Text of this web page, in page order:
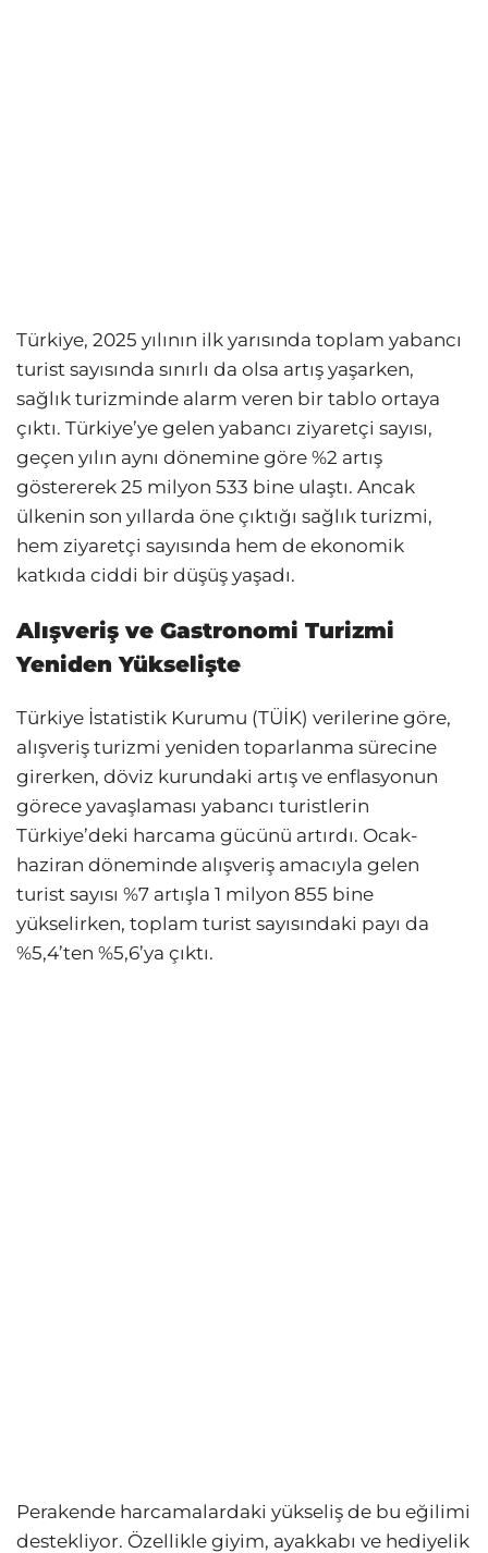
Türkiye, 2025 yılının ilk yarısında toplam yabancı
turist sayısında sınırlı da olsa artış yaşarken,
sağlık turizminde alarm veren bir tablo ortaya
çıktı. Türkiye’ye gelen yabancı ziyaretçi sayısı,
geçen yılın aynı dönemine göre %2 artış
göstererek 25 milyon 533 bine ulaştı. Ancak
ülkenin son yıllarda öne çıktığı sağlık turizmi,
hem ziyaretçi sayısında hem de ekonomik
katkıda ciddi bir düşüş yaşadı.
Alışveriş ve Gastronomi Turizmi
Yeniden Yükselişte
Türkiye İstatistik Kurumu (TÜİK) verilerine göre,
alışveriş turizmi yeniden toparlanma sürecine
girerken, döviz kurundaki artış ve enflasyonun
görece yavaşlaması yabancı turistlerin
Türkiye’deki harcama gücünü artırdı. Ocak-
haziran döneminde alışveriş amacıyla gelen
turist sayısı %7 artışla 1 milyon 855 bine
yükselirken, toplam turist sayısındaki payı da
%5,4’ten %5,6’ya çıktı.
Perakende harcamalardaki yükseliş de bu eğilimi
destekliyor. Özellikle giyim, ayakkabı ve hediyelik